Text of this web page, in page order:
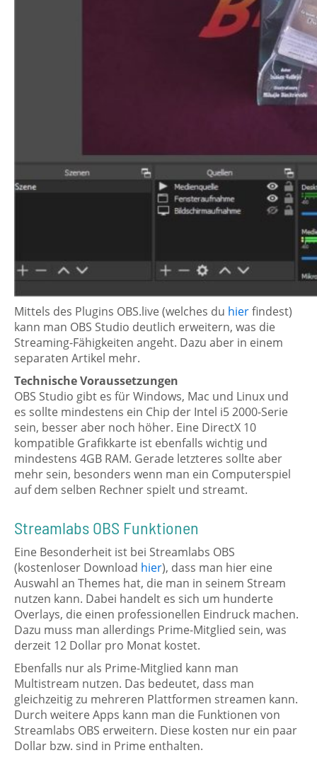
Mittels des Plugins OBS.live (welches du hierfindest)
kann man OBS Studio deutlich erweitern, was die
Streaming-Fähigkeiten angeht. Dazu aber in einem
separaten Artikel mehr.
Technische Voraussetzungen
OBS Studio gibt es für Windows, Mac und Linux und
es sollte mindestens ein Chip der Intel i5 2000-Serie
sein, besser aber noch höher. Eine DirectX 10
kompatible Grafikkarte ist ebenfalls wichtig und
mindestens 4GB RAM. Gerade letzteres sollte aber
mehr sein, besonders wenn man ein Computerspiel
auf dem selben Rechner spielt und streamt.
Streamlabs OBS Funktionen
Eine Besonderheit ist bei Streamlabs OBS
(kostenloser Download hier), dass man hier eine
Auswahl an Themes hat, die man in seinem Stream
nutzen kann. Dabei handelt es sich um hunderte
Overlays, die einen professionellen Eindruck machen.
Dazu muss man allerdings Prime-Mitglied sein, was
derzeit 12 Dollar pro Monat kostet.
Ebenfalls nur als Prime-Mitglied kann man
Multistream nutzen. Das bedeutet, dass man
gleichzeitig zu mehreren Plattformen streamen kann.
Durch weitere Apps kann man die Funktionen von
Streamlabs OBS erweitern. Diese kosten nur ein paar
Dollar bzw. sind in Prime enthalten.